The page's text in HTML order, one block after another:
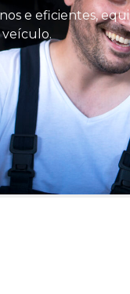
e eficientes,